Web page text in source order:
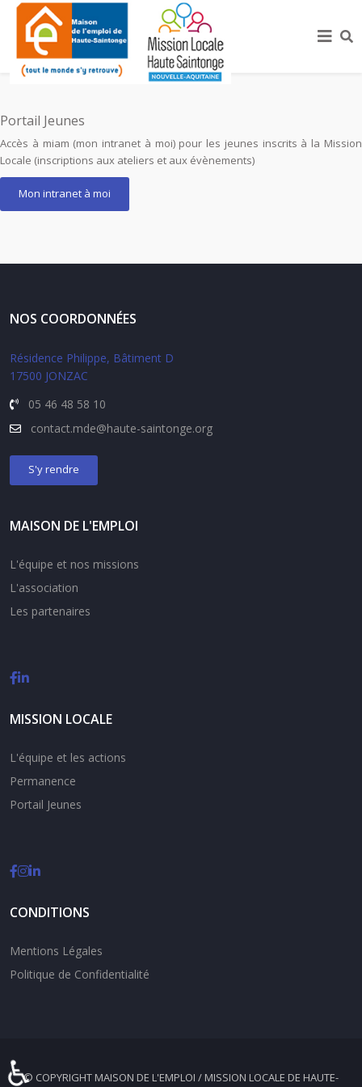
Portail Jeunes
Accès à miam (mon intranet à moi) pour les jeunes inscrits à la Mission
Locale (inscriptions aux ateliers et aux évènements)
Mon intranet à moi
NOS COORDONNÉES
Résidence Philippe, Bâtiment D
17500 JONZAC
05 46 48 58 10
contact.mde@haute-saintonge.org
S'y rendre
MAISON DE L'EMPLOI
L'équipe et nos missions
L'association
Les partenaires
MISSION LOCALE
L'équipe et les actions
Permanence
Portail Jeunes
CONDITIONS
Mentions Légales
Politique de Confidentialité
© COPYRIGHT MAISON DE L'EMPLOI / MISSION LOCALE DE HAUTE-